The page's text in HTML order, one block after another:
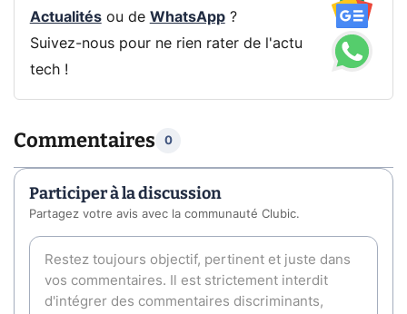
Actualitésou de WhatsApp?
Suivez-nous pour ne rien rater de l'actu
tech !
Commentaires 0
Participer à la discussion
Partagez votre avis avec la communauté Clubic.